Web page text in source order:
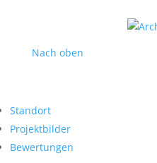
Nach oben
Standort
Projektbilder
Bewertungen